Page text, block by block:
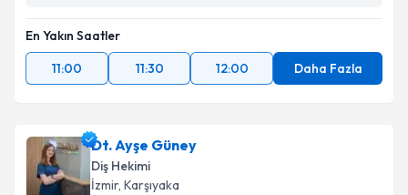
En Yakın Saatler
11:00
11:30 12:00 Daha Fazla
Dt. Ayşe Güney
Diş Hekimi
İzmir, Karşıyaka